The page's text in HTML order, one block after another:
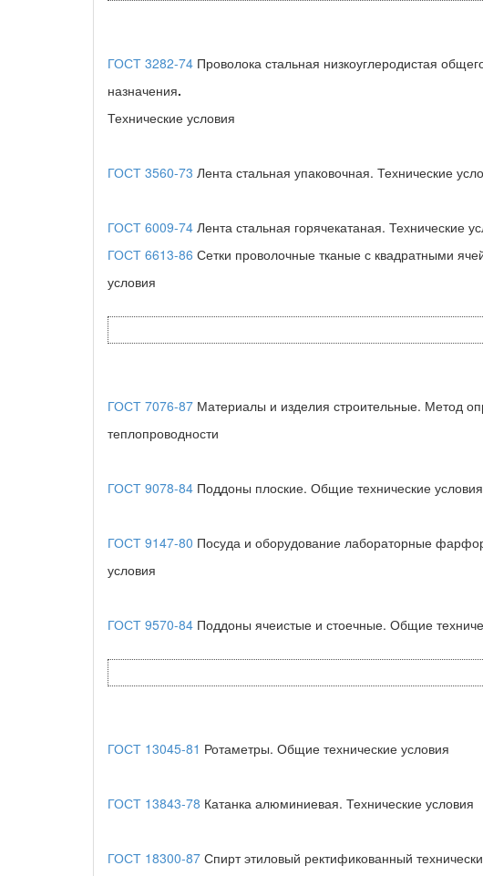
ГОСТ 3282-74 Проволока стальная низкоуглеродистая
назначения.
Технические условия
ГОСТ 3560-73 Лента стальная упаковочная. Технические
ГОСТ 6009-74 Лента стальная горячекатаная. Технические
ГОСТ 6613-86 Сетки проволочные тканые с квадратными
условия
ГОСТ 7076-87 Материалы и изделия строительные. Метод
теплопроводности
ГОСТ 9078-84 Поддоны плоские. Общие технические условия
ГОСТ 9147-80 Посуда и оборудование лабораторные
условия
ГОСТ 9570-84 Поддоны ячеистые и стоечные. Общие
ГОСТ 13045-81 Ротаметры. Общие технические условия
ГОСТ 13843-78 Катанка алюминиевая. Технические условия
ГОСТ 18300-87 Спирт этиловый ректификованный